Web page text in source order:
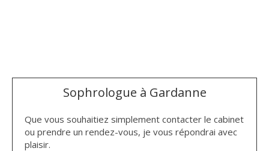
Sophrologue à Gardanne
Que vous souhaitiez simplement contacter le cabinet
ou prendre un rendez-vous, je vous répondrai avec
plaisir.